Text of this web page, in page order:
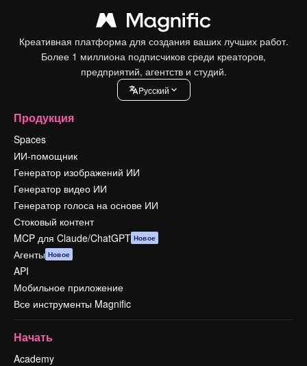
Креативная платформа для создания ваших лучших работ.
Более 1 миллиона подписчиков среди креаторов,
предприятий, агентств и студий.
Pусский
Продукция
Spaces
ИИ-помощник
Генератор изображений ИИ
Генератор видео ИИ
Генератор голоса на основе ИИ
Стоковый контент
MCP для Claude/ChatGPT Новое
Агенты Новое
API
Мобильное приложение
Все инструменты Magnific
Начать
Academy